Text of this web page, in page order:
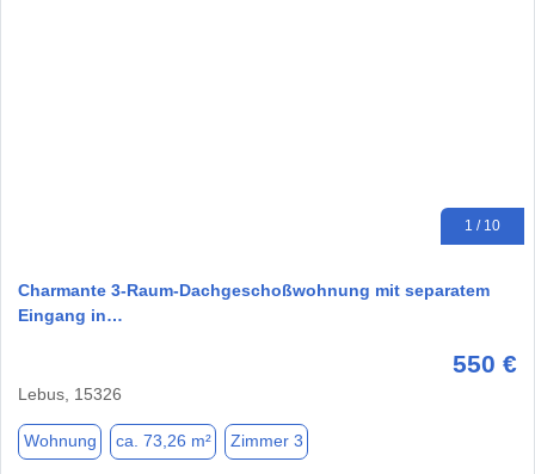
1 / 10
Charmante 3‑Raum‑Dachgeschoßwohnung mit separatem
Eingang in…
550 €
Lebus, 15326
Wohnung ca. 73,26 m² Zimmer 3